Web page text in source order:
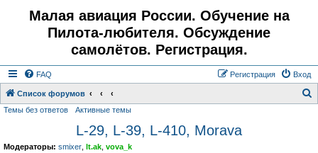
Малая авиация России. Обучение на
Пилота-любителя. Обсуждение
самолётов. Регистрация.
FAQ Вход
Регистрация
Список форумов
Темы без ответов Активные темы
L-29, L-39, L-410, Morava
Модераторы: smixer lt.ak vova_k